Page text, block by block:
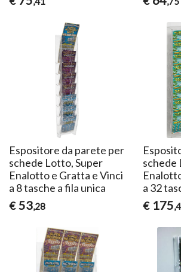
Espositore da parete per
schede Lotto, Super
Enalotto e Gratta e Vinci
a 8 tasche a fila unica
€ 53,28
schede
a 32
€ 175